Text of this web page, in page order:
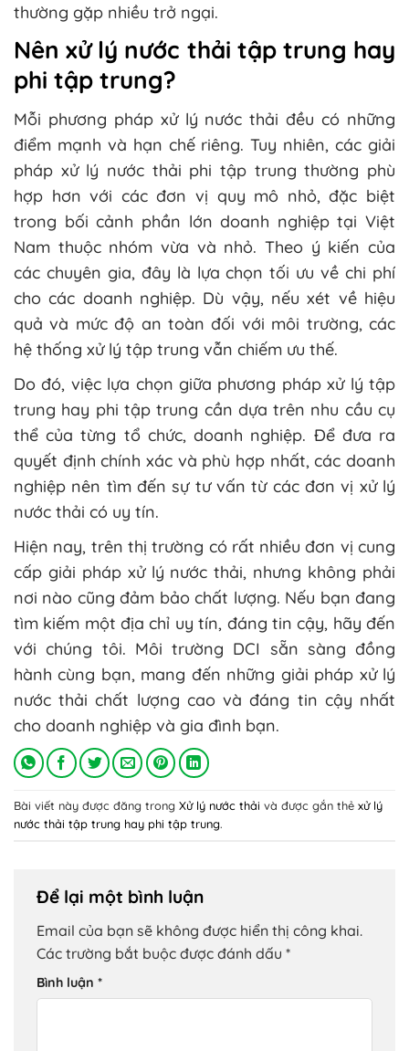
thường gặp nhiều trở ngại.
Nên xử lý nước thải tập trung hay
phi tập trung?
Mỗi phương pháp xử lý nước thải đều có những
điểm mạnh và hạn chế riêng. Tuy nhiên, các giải
pháp xử lý nước thải phi tập trung thường phù
hợp hơn với các đơn vị quy mô nhỏ, đặc biệt
trong bối cảnh phần lớn doanh nghiệp tại Việt
Nam thuộc nhóm vừa và nhỏ. Theo ý kiến của
các chuyên gia, đây là lựa chọn tối ưu về chi phí
cho các doanh nghiệp. Dù vậy, nếu xét về hiệu
quả và mức độ an toàn đối với môi trường, các
hệ thống xử lý tập trung vẫn chiếm ưu thế.
Do đó, việc lựa chọn giữa phương pháp xử lý tập
trung hay phi tập trung cần dựa trên nhu cầu cụ
thể của từng tổ chức, doanh nghiệp. Để đưa ra
quyết định chính xác và phù hợp nhất, các doanh
nghiệp nên tìm đến sự tư vấn từ các đơn vị xử lý
nước thải có uy tín.
Hiện nay, trên thị trường có rất nhiều đơn vị cung
cấp giải pháp xử lý nước thải, nhưng không phải
nơi nào cũng đảm bảo chất lượng. Nếu bạn đang
tìm kiếm một địa chỉ uy tín, đáng tin cậy, hãy đến
với chúng tôi. Môi trường DCI sẵn sàng đồng
hành cùng bạn, mang đến những giải pháp xử lý
nước thải chất lượng cao và đáng tin cậy nhất
cho doanh nghiệp và gia đình bạn.
Bài viết này được đăng trong Xử lý nước thải và được gắn thẻ xử lý
nước thải tập trung hay phi tập trung.
Để lại một bình luận
Email của bạn sẽ không được hiển thị công khai.
Các trường bắt buộc được đánh dấu *
Bình luận *